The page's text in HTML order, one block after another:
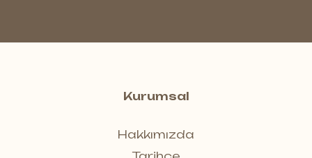
Kurumsal
Hakkımızda